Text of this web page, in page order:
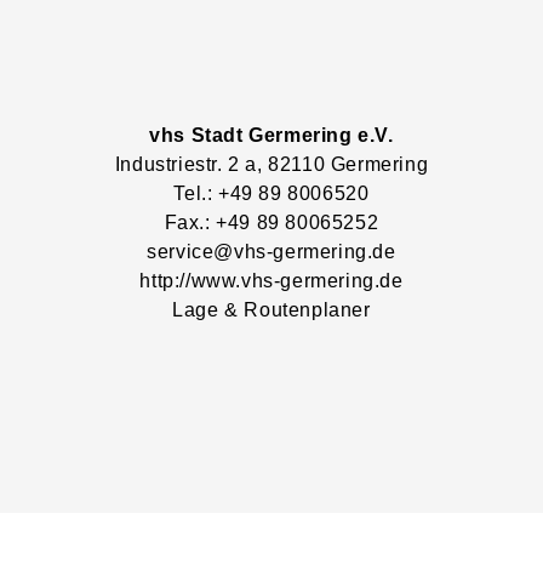
vhs Stadt Germering e.V.
Industriestr. 2 a, 82110 Germering
Tel.: +49 89 8006520
Fax.: +49 89 80065252
service@vhs-germering.de
http://www.vhs-germering.de
Lage & Routenplaner